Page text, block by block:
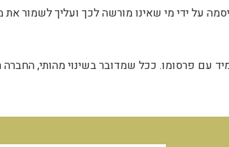
ידי מי שאינו מורשה לכך ועליך לשמור
עם פרסומו. ככל שמדובר בשינוי מהותי,